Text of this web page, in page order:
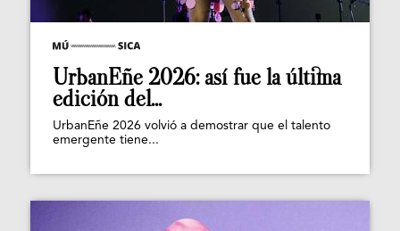
UrbanEñe 2026: así fue la última
edición del...
UrbanEñe 2026 volvió a demostrar que el talento
emergente tiene...